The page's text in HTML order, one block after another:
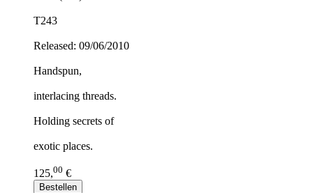
T243
Released: 09/06/2010
Handspun,
interlacing threads.
Holding secrets of
exotic places.
125,00 €
Bestellen